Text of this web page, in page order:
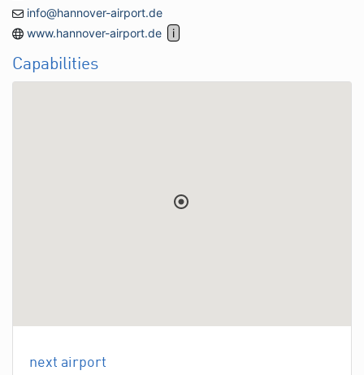
info@hannover-airport.de
www.hannover-airport.de
Capabilities
next airport